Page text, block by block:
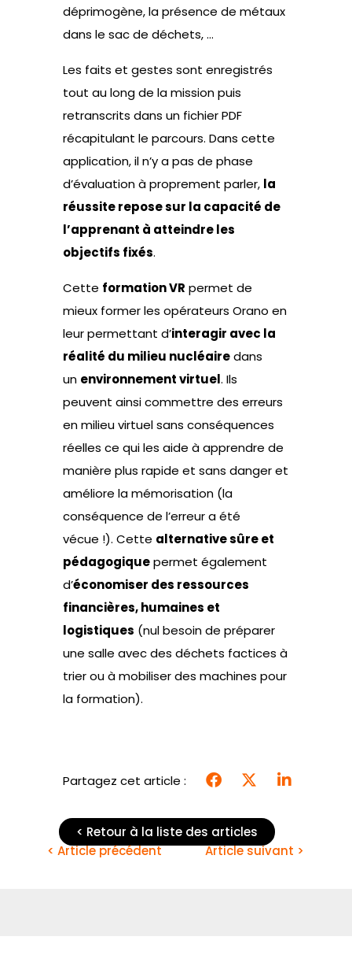
déprimogène, la présence de métaux
dans le sac de déchets, …
Les faits et gestes sont enregistrés
tout au long de la mission puis
retranscrits dans un fichier PDF
récapitulant le parcours. Dans cette
application, il n’y a pas de phase
d’évaluation à proprement parler, la
réussite repose sur la capacité de
l’apprenant à atteindre les
objectifs fixés.
Cette formation VR permet de
mieux former les opérateurs Orano en
leur permettant d’interagir avec la
réalité du milieu nucléairedans
un environnement virtuel. Ils
peuvent ainsi commettre des erreurs
en milieu virtuel sans conséquences
réelles ce qui les aide à apprendre de
manière plus rapide et sans danger et
améliore la mémorisation (la
conséquence de l’erreur a été
vécue !). Cette alternative sûre et
pédagogiquepermet également
d’économiser des ressources
financières, humaines et
logistiques (nul besoin de préparer
une salle avec des déchets factices à
trier ou à mobiliser des machines pour
la formation).
Partagez cet article :
< Retour à la liste des articles
< Article précédent
Article suivant >